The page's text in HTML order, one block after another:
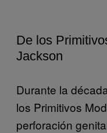
De los
Jackson
Durante la
los Primitivos
perforación